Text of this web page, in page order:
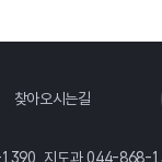
찾아오시는길
지도과 044-868-